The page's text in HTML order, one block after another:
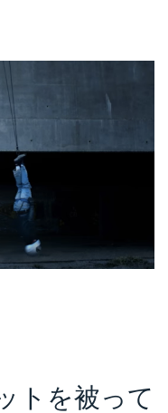
トを被って